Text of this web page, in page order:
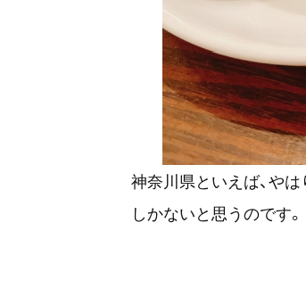
神奈川県といえば、や
しかないと思うのです。